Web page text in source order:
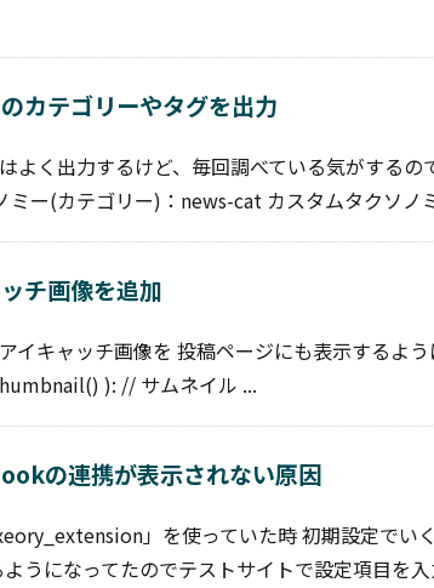
カテゴリーやタグを出力
よく出力するけど、毎回調べている気がするの
ミー(カテゴリー)：news-cat カスタムタクソノ
チ画像を追加
イキャッチ画像を 投稿ページにも表示するよ
): // サムネイル ...
の連携が表示されない原因
」を使っていた時 初期設定でい
うになってたのでテストサイトで設定項目を入